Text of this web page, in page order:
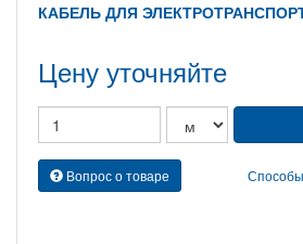
КАБЕЛЬ ДЛЯ
Цену уточняйте
Вопрос о товаре